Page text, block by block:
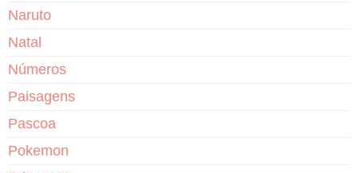
Naruto
Natal
Números
Paisagens
Pascoa
Pokemon